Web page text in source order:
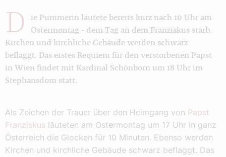
D
ie Pummerin läutete bereits kurz nach 10 Uhr am
Ostermontag - dem Tag an dem Franziskus starb.
Kirchen und kirchliche Gebäude werden schwarz
beflaggt. Das erstes Requiem für den verstorbenen Papst
in Wien findet mit Kardinal Schönborn um 18 Uhr im
Stephansdom statt.
Als Zeichen der Trauer über den Heimgang von Papst
Franziskus läuteten am Ostermontag um 17 Uhr in ganz
Österreich die Glocken für 10 Minuten. Ebenso werden
Kirchen und kirchliche Gebäude schwarz beflaggt. Das